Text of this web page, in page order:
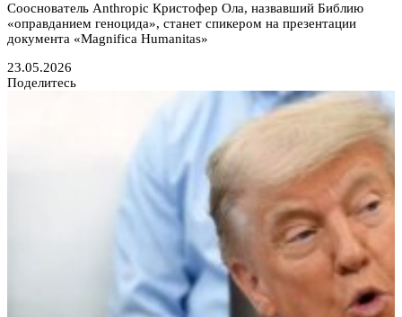
Сооснователь Anthropic Кристофер Ола, назвавший Библию
«оправданием геноцида», станет спикером на презентации
документа «Magnifica Humanitas»
23.05.2026
Поделитесь